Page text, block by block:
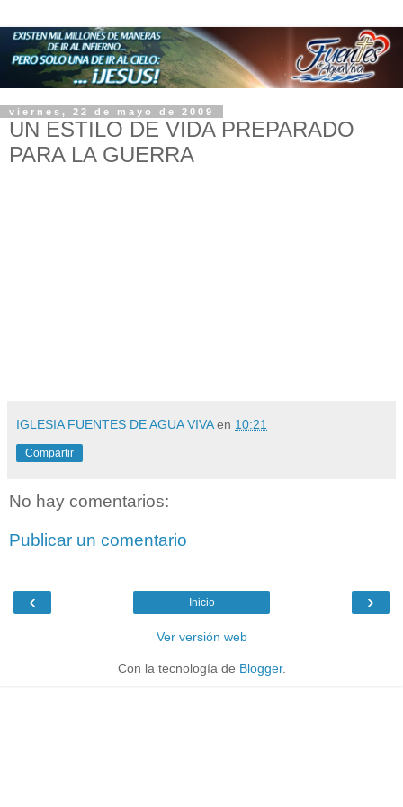
viernes, 22 de mayo de 2009
UN ESTILO DE VIDA PREPARADO
PARA LA GUERRA
IGLESIA FUENTES DE AGUA VIVA en 10:21
Compartir
No hay comentarios:
Publicar un comentario
‹ ›
Inicio
Ver versión web
Con la tecnología de Blogger.